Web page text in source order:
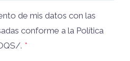
de mis datos con las
conforme a la Política
. *